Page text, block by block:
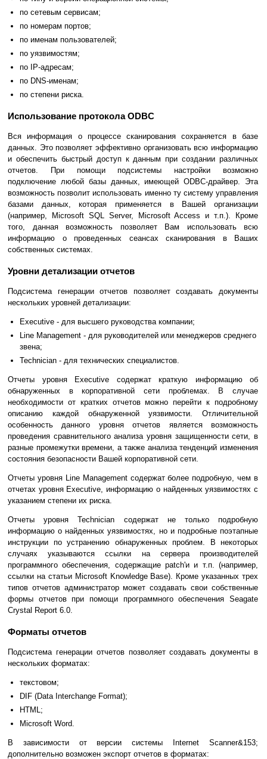
по сетевым сервисам;
по номерам портов;
по именам пользователей;
по уязвимостям;
по IP-адресам;
по DNS-именам;
по степени риска.
Использование протокола ODBC
Вся информация о процессе сканирования сохраняется в базе
данных. Это позволяет эффективно организовать всю информацию
и обеспечить быстрый доступ к данным при создании различных
отчетов. При помощи подсистемы настройки возможно
подключение любой базы данных, имеющей ODBC-драйвер. Эта
возможность позволит использовать именно ту систему управления
базами данных, которая применяется в Вашей организации
(например, Microsoft SQL Server, Microsoft Access и т.п.). Кроме
того, данная возможность позволяет Вам использовать всю
информацию о проведенных сеансах сканирования в Ваших
собственных системах.
Уровни детализации отчетов
Подсистема генерации отчетов позволяет создавать документы
нескольких уровней детализации:
Executive - для высшего руководства компании;
Line Management - для руководителей или менеджеров среднего
звена;
Technician - для технических специалистов.
Отчеты уровня Executive содержат краткую информацию об
обнаруженных в корпоративной сети проблемах. В случае
необходимости от кратких отчетов можно перейти к подробному
описанию каждой обнаруженной уязвимости. Отличительной
особенность данного уровня отчетов является возможность
проведения сравнительного анализа уровня защищенности сети, в
разные промежутки времени, а также анализа тенденций изменения
состояния безопасности Вашей корпоративной сети.
Отчеты уровня Line Management содержат более подробную, чем в
отчетах уровня Executive, информацию о найденных уязвимостях с
указанием степени их риска.
Отчеты уровня Technician содержат не только подробную
информацию о найденных уязвимостях, но и подробные поэтапные
инструкции по устранению обнаруженных проблем. В некоторых
случаях указываются ссылки на сервера производителей
программного обеспечения, содержащие patch'и и т.п. (например,
ссылки на статьи Microsoft Knowledge Base). Кроме указанных трех
типов отчетов администратор может создавать свои собственные
формы отчетов при помощи программного обеспечения Seagate
Crystal Report 6.0.
Форматы отчетов
Подсистема генерации отчетов позволяет создавать документы в
нескольких форматах:
текстовом;
DIF (Data Interchange Format);
HTML;
Microsoft Word.
В зависимости от версии системы Internet Scanner&153;
дополнительно возможен экспорт отчетов в форматах: